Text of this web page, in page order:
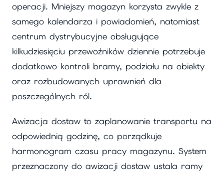
operacji. Mniejszy magazyn korzysta zwykle z
samego kalendarza i powiadomień, natomiast
centrum dystrybucyjne obsługujące
kilkudziesięciu przewoźników dziennie potrzebuje
dodatkowo kontroli bramy, podziału na obiekty
oraz rozbudowanych uprawnień dla
poszczególnych ról.
Awizacja dostaw to zaplanowanie transportu na
odpowiednią godzinę, co porządkuje
harmonogram czasu pracy magazynu. System
przeznaczony do awizacji dostaw ustala ramy